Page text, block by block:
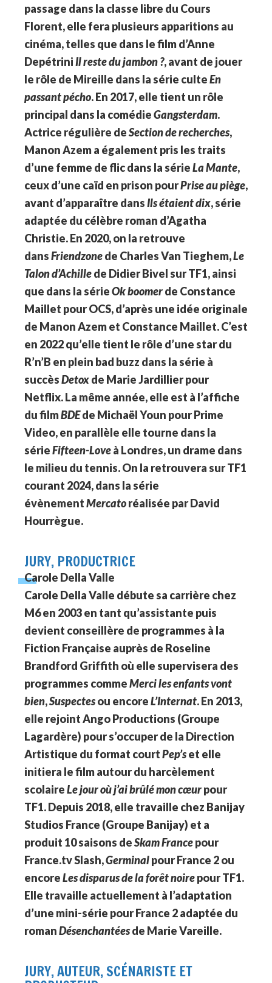
passage dans la classe libre du Cours
Florent, elle fera plusieurs apparitions au
cinéma, telles que dans le film d’Anne
DepétriniIl reste du jambon ?, avant de jouer
le rôle de Mireille dans la série culteEn
passant pécho. En 2017, elle tient un rôle
principal dans la comédieGangsterdam.
Actrice régulière deSection de recherches,
Manon Azem a également pris les traits
d’une femme de flic dans la sérieLa Mante,
ceux d’une caïd en prison pourPrise au piège,
avant d’apparaître dansIls étaient dix, série
adaptée du célèbre roman d’Agatha
Christie. En 2020, on la retrouve
dansFriendzonede Charles Van Tieghem,Le
Talon d’Achillede Didier Bivel sur TF1, ainsi
que dans la sérieOk boomerde Constance
Maillet pour OCS, d’après une idée originale
de Manon Azem et Constance Maillet. C’est
en 2022 qu’elle tient le rôle d’une star du
R’n’B en plein bad buzz dans la série à
succèsDetoxde Marie Jardillier pour
Netflix. La même année, elle est à l’affiche
du filmBDEde Michaël Youn pour Prime
Video, en parallèle elle tourne dans la
sérieFifteen-Loveà Londres, un drame dans
le milieu du tennis. On la retrouvera sur TF1
courant 2024, dans la série
évènementMercatoréalisée par David
Hourrègue.
JURY, PRODUCTRICE
Carole Della Valle
Carole Della Valle débute sa carrière chez
M6 en 2003 en tant qu’assistante puis
devient conseillère de programmes à la
Fiction Française auprès de Roseline
Brandford Griffith où elle supervisera des
programmes commeMerci les enfants vont
bien,Suspectesou encoreL’Internat. En 2013,
elle rejoint Ango Productions (Groupe
Lagardère) pour s’occuper de la Direction
Artistique du format courtPep’set elle
initiera le film autour du harcèlement
scolaireLe jour où j’ai brûlé mon cœurpour
TF1. Depuis 2018, elle travaille chez Banijay
Studios France (Groupe Banijay) et a
produit 10 saisons deSkam Francepour
France.tv Slash,Germinalpour France 2 ou
encoreLes disparus de la forêt noirepour TF1.
Elle travaille actuellement à l’adaptation
d’une mini-série pour France 2 adaptée du
romanDésenchantéesde Marie Vareille.
JURY, AUTEUR, SCÉNARISTE ET